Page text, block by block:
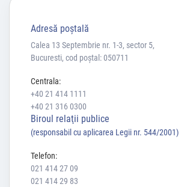
Adresă poştală
Calea 13 Septembrie nr. 1-3, sector 5,
Bucuresti, cod poștal: 050711
Centrala:
+40 21 414 1111
+40 21 316 0300
Biroul relaţii publice
(responsabil cu aplicarea Legii nr. 544/2001)
Telefon:
021 414 27 09
021 414 29 83